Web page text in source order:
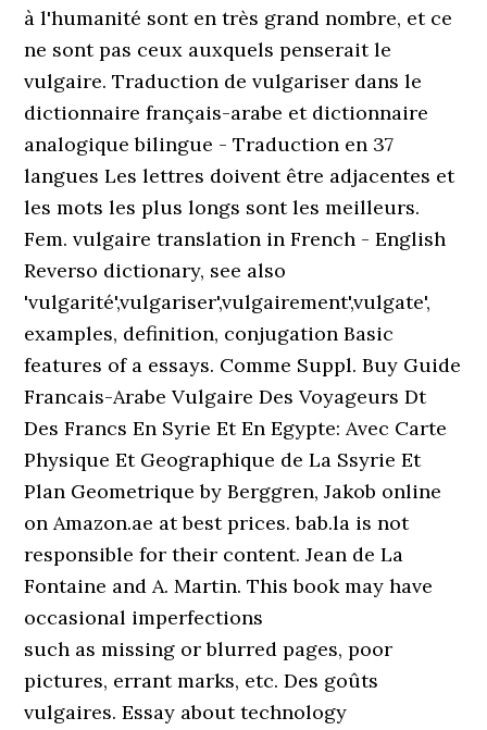
à l'humanité sont en très grand nombre, et ce
ne sont pas ceux auxquels penserait le
vulgaire. Traduction de vulgariser dans le
dictionnaire français-arabe et dictionnaire
analogique bilingue - Traduction en 37
langues Les lettres doivent être adjacentes et
les mots les plus longs sont les meilleurs.
Fem. vulgaire translation in French - English
Reverso dictionary, see also
'vulgarité',vulgariser',vulgairement',vulgate',
examples, definition, conjugation Basic
features of a essays. Comme Suppl. Buy Guide
Francais-Arabe Vulgaire Des Voyageurs Dt
Des Francs En Syrie Et En Egypte: Avec Carte
Physique Et Geographique de La Ssyrie Et
Plan Geometrique by Berggren, Jakob online
on Amazon.ae at best prices. bab.la is not
responsible for their content. Jean de La
Fontaine and A. Martin. This book may have
occasional imperfections
such as missing or blurred pages, poor
pictures, errant marks, etc. Des goûts
vulgaires. Essay about technology